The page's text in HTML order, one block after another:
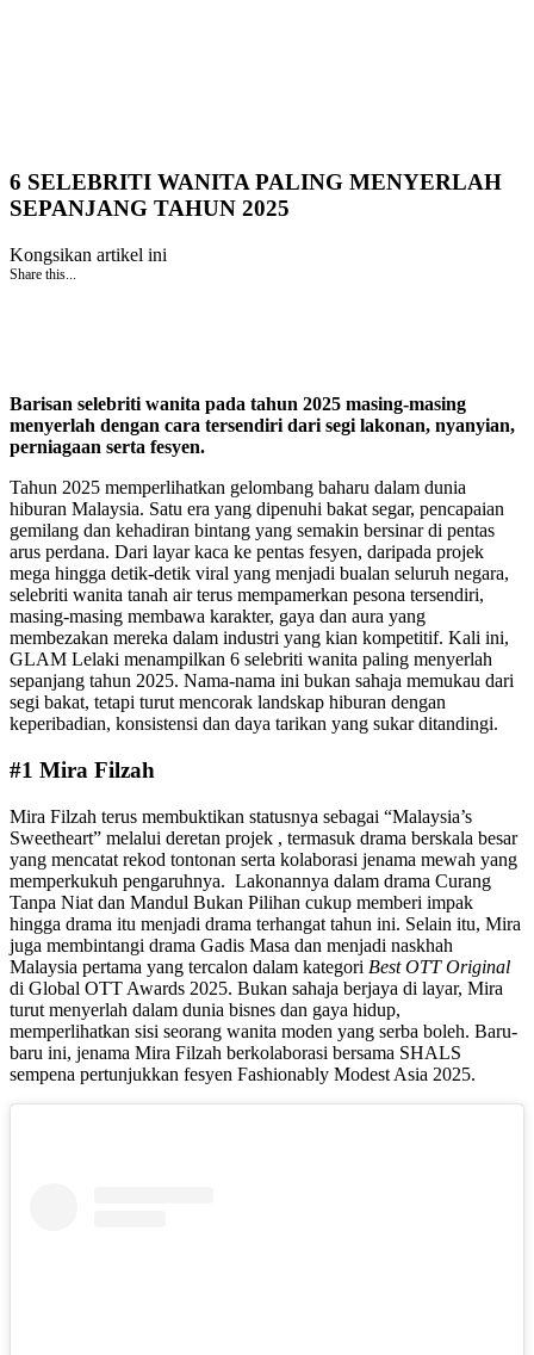
6 SELEBRITI WANITA PALING MENYERLAH
SEPANJANG TAHUN 2025
Kongsikan artikel ini
Share this...
Barisan selebriti wanita pada tahun 2025 masing-masing
menyerlah dengan cara tersendiri dari segi lakonan, nyanyian,
perniagaan serta fesyen.
Tahun 2025 memperlihatkan gelombang baharu dalam dunia
hiburan Malaysia. Satu era yang dipenuhi bakat segar, pencapaian
gemilang dan kehadiran bintang yang semakin bersinar di pentas
arus perdana. Dari layar kaca ke pentas fesyen, daripada projek
mega hingga detik-detik viral yang menjadi bualan seluruh negara,
selebriti wanita tanah air terus mempamerkan pesona tersendiri,
masing-masing membawa karakter, gaya dan aura yang
membezakan mereka dalam industri yang kian kompetitif. Kali ini,
GLAM Lelaki menampilkan 6 selebriti wanita paling menyerlah
sepanjang tahun 2025. Nama-nama ini bukan sahaja memukau dari
segi bakat, tetapi turut mencorak landskap hiburan dengan
keperibadian, konsistensi dan daya tarikan yang sukar ditandingi.
#1 Mira Filzah
Mira Filzah terus membuktikan statusnya sebagai “Malaysia’s
Sweetheart” melalui deretan projek , termasuk drama berskala besar
yang mencatat rekod tontonan serta kolaborasi jenama mewah yang
memperkukuh pengaruhnya. Lakonannya dalam drama Curang
Tanpa Niat dan Mandul Bukan Pilihan cukup memberi impak
hingga drama itu menjadi drama terhangat tahun ini. Selain itu, Mira
juga membintangi drama Gadis Masa dan menjadi naskhah
Malaysia pertama yang tercalon dalam kategori Best OTT Original
di Global OTT Awards 2025. Bukan sahaja berjaya di layar, Mira
turut menyerlah dalam dunia bisnes dan gaya hidup,
memperlihatkan sisi seorang wanita moden yang serba boleh. Baru-
baru ini, jenama Mira Filzah berkolaborasi bersama SHALS
sempena pertunjukkan fesyen Fashionably Modest Asia 2025.